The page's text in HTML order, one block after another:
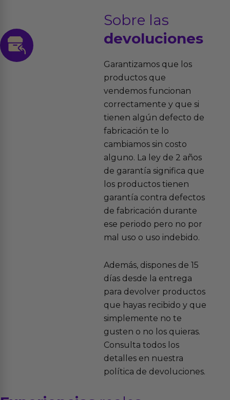
Sobre las
devoluciones
Garantizamos que los
productos que
vendemos funcionan
correctamente y que si
tienen algún defecto de
fabricación te lo
cambiamos sin costo
alguno. La ley de 2 años
de garantía significa que
los productos tienen
garantía contra defectos
de fabricación durante
ese periodo pero no por
mal uso o uso indebido.
Además, dispones de 15
días desde la entrega
para devolver productos
que hayas recibido y que
simplemente no te
gusten o no los quieras.
Consulta todos los
detalles en nuestra
política de devoluciones.